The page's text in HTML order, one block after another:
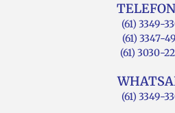
(61) 3349-
(61) 3347-
(61) 3030-
(61) 3349-